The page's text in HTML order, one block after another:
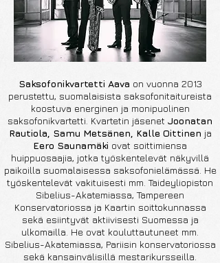
Saksofonikvartetti Aava on vuonna 2013
perustettu, suomalaisista saksofonitaitureista
koostuva energinen ja monipuolinen
saksofonikvartetti. Kvartetin jäsenet Joonatan
Rautiola Samu Metsänen Kalle Oittinen ja
Eero Saunamäki ovat soittimiensa
huippuosaajia, jotka työskentelevät näkyvillä
paikoilla suomalaisessa saksofonielämässä. He
työskentelevät vakituisesti mm. Taideyliopiston
Sibelius-Akatemiassa, Tampereen
Konservatoriossa ja Kaartin soittokunnassa
sekä esiintyvät aktiivisesti Suomessa ja
ulkomailla. He ovat kouluttautuneet mm.
Sibelius-Akatemiassa, Pariisin konservatoriossa
sekä kansainvälisillä mestarikursseilla.